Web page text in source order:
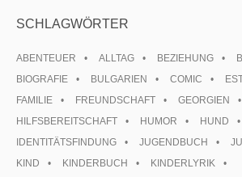
SCHLAGWÖRTER
ABENTEUER ALLTAG BEZIEHUNG
BIOGRAFIE
BULGARIEN COMIC
FAMILIE
FREUNDSCHAFT GEORGIEN
HILFSBEREITSCHAFT
HUMOR
HUND
IDENTITÄTSFINDUNG
JUGENDBUCH
KIND
KINDERBUCH
KINDERLYRIK